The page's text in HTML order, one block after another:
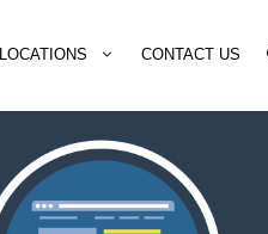
LOCATIONS CONTACT US